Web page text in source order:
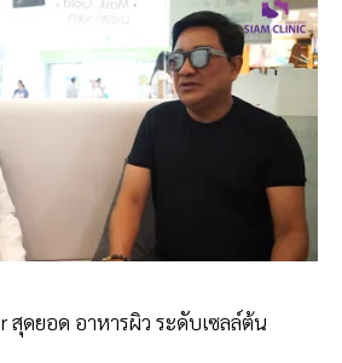
สุดยอด อาหารผิว ระดับเซลล์ต้น